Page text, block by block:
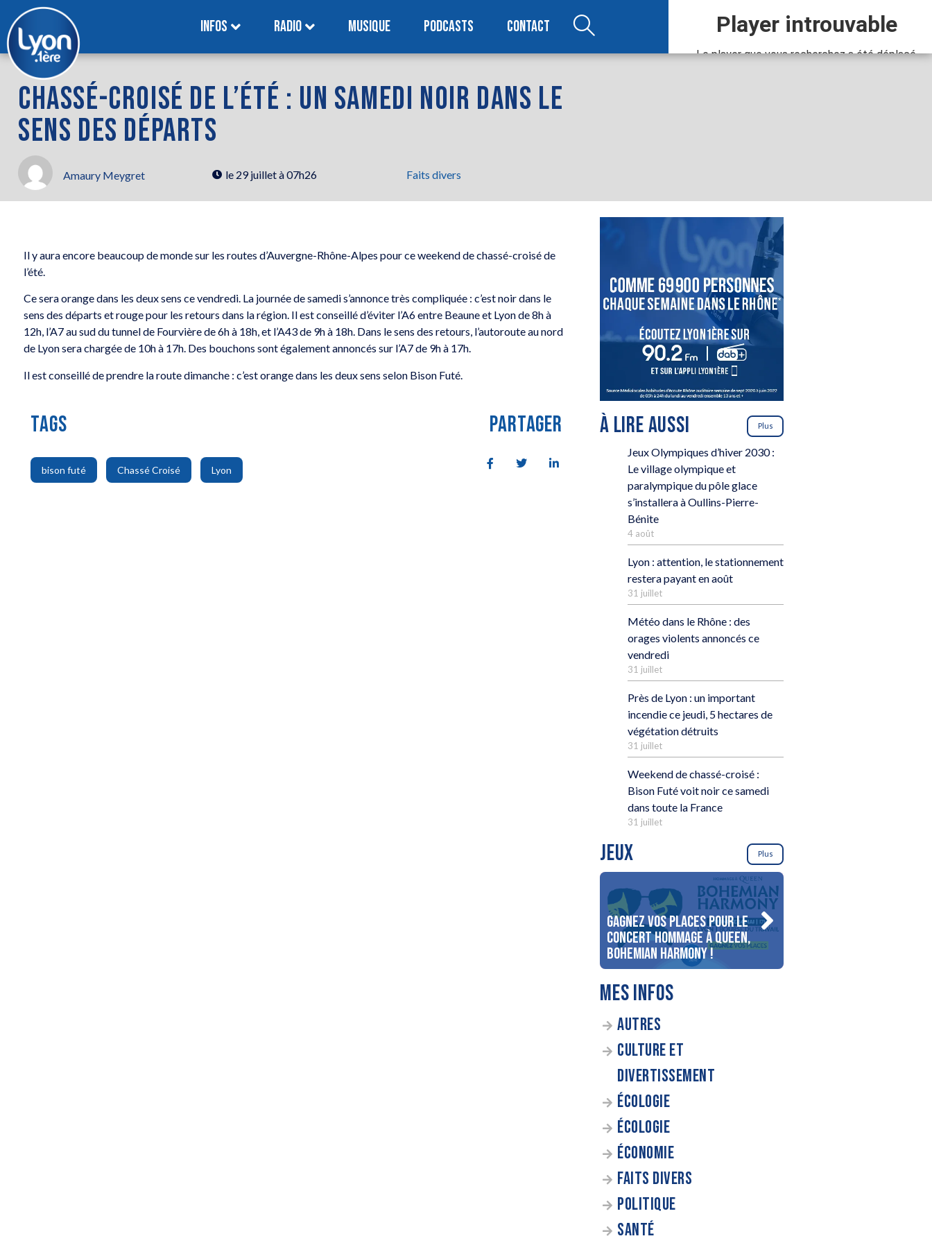
INFOS RADIO MUSIQUE PODCASTS CONTACT
CHASSÉ-CROISÉ DE L’ÉTÉ : UN SAMEDI NOIR DANS LE
SENS DES DÉPARTS
Amaury Meygret le 29 juillet à 07h26 Faits divers
Il y aura encore beaucoup de monde sur les routes d’Auvergne-Rhône-Alpes pour ce weekend de chassé-croisé de
l’été.
Ce sera orange dans les deux sens ce vendredi. La journée de samedi s’annonce très compliquée : c’est noir dans le
sens des départs et rouge pour les retours dans la région. Il est conseillé d’éviter l’A6 entre Beaune et Lyon de 8h à
12h, l’A7 au sud du tunnel de Fourvière de 6h à 18h, et l’A43 de 9h à 18h. Dans le sens des retours, l’autoroute au nord
de Lyon sera chargée de 10h à 17h. Des bouchons sont également annoncés sur l’A7 de 9h à 17h.
Il est conseillé de prendre la route dimanche : c’est orange dans les deux sens selon Bison Futé.
TAGS
bison futé
,
Chassé Croisé
,
Lyon
PARTAGER À LIRE AUSSI Plus
Jeux Olympiques d’hiver 2030 :
Le village olympique et
paralympique du pôle glace
s’installera à Oullins-Pierre-
Bénite
4 août
Lyon : attention, le stationnement
restera payant en août
31 juillet
Météo dans le Rhône : des
orages violents annoncés ce
vendredi
31 juillet
Près de Lyon : un important
incendie ce jeudi, 5 hectares de
végétation détruits
31 juillet
Weekend de chassé-croisé :
Bison Futé voit noir ce samedi
dans toute la France
31 juillet
JEUX Plus
Gagnez vos places pour le
concert Hommage à Queen,
Bohemian Harmony !
MES INFOS
AUTRES
CULTURE ET
DIVERTISSEMENT
ÉCOLOGIE
ÉCOLOGIE
ÉCONOMIE
FAITS DIVERS
POLITIQUE
SANTÉ